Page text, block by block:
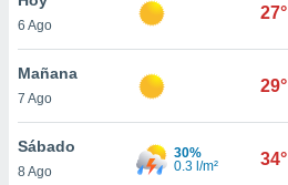
en
más
nuestra
6 Ago
27°
Mañana
7 Ago
29°
Sábado
8 Ago
30%
0.3 l/m²
34°